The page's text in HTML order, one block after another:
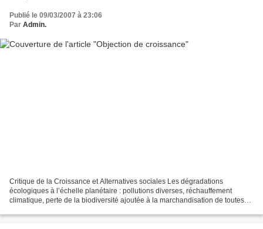
Publié le 09/03/2007 à 23:06
Par Admin.
Critique de la Croissance et Alternatives sociales Les dégradations
écologiques à l’échelle planétaire : pollutions diverses, réchauffement
climatique, perte de la biodiversité ajoutée à la marchandisation de toutes